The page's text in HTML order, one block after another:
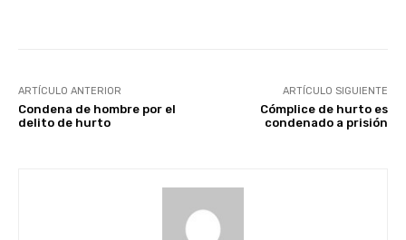
ARTÍCULO ANTERIOR
Condena de hombre por el
delito de hurto
ARTÍCULO SIGUIENTE
Cómplice de hurto es
condenado a prisión